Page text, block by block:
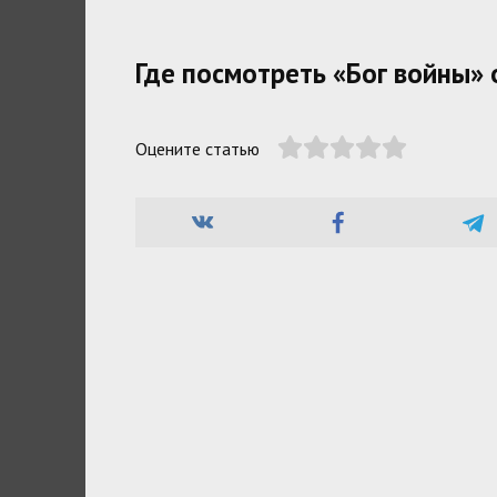
Где посмотреть «Бог войны»
Оцените статью